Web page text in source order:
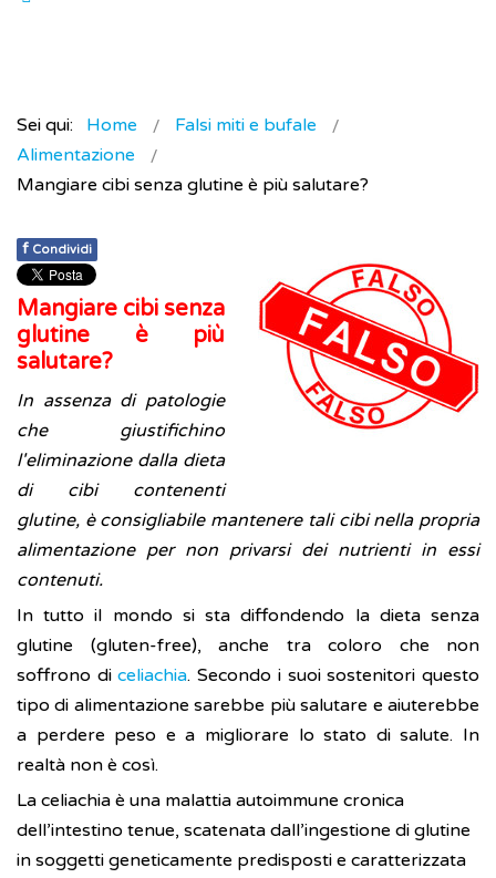
Sei qui: Home
Falsi miti e bufale
Alimentazione
Mangiare cibi senza glutine è più salutare?
f Condividi
Mangiare cibi senza
glutine è più
salutare?
In assenza di patologie
che giustifichino
l'eliminazione dalla dieta
di cibi contenenti
glutine, è consigliabile mantenere tali cibi nella propria
alimentazione per non privarsi dei nutrienti in essi
contenuti.
In tutto il mondo si sta diffondendo la dieta senza
glutine (gluten-free), anche tra coloro che non
soffrono diceliachia. Secondo i suoi sostenitori questo
tipo di alimentazione sarebbe più salutare e aiuterebbe
a perdere peso e a migliorare lo stato di salute. In
realtà non è così.
La celiachia è una malattia autoimmune cronica
dell’intestino tenue, scatenata dall’ingestione di glutine
in soggetti geneticamente predisposti e caratterizzata